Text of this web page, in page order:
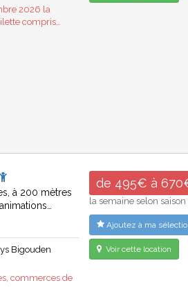
2026 la
compris…
à 200 mètres
Bigouden
commerces de
de 495€ à
la semaine selon saison
Ajoutez à ma
Voir cette location